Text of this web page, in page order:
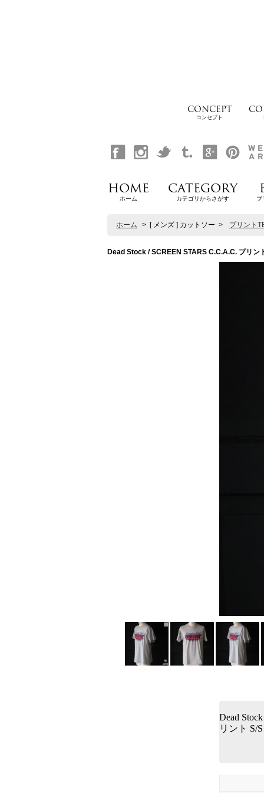
CONCEPT
コンセプト
HOME
ホーム
CATEGORY
カテゴリからさがす ブ
ホーム > [ メンズ ] カットソー > プリント
Dead Stock / SCREEN STARS C.C.A.C. プリン
Dead
リント S/